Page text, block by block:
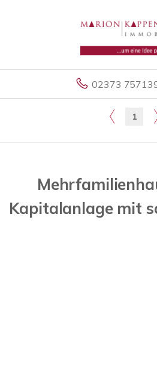
02373
1
Kapitalanlage mit